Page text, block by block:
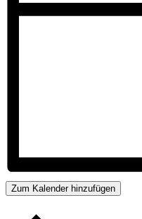
Zum Kalender hinzufügen